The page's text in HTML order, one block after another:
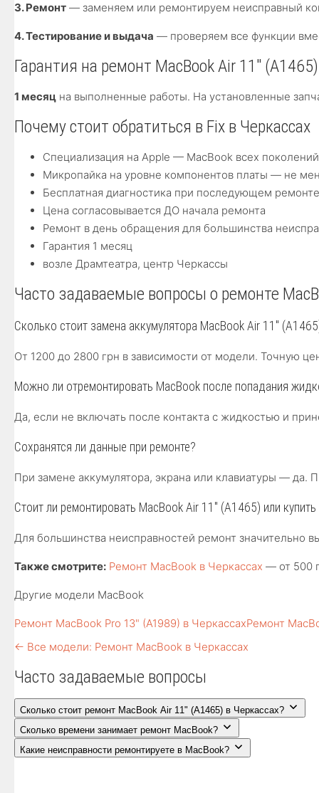
3. Ремонт — заменяем или ремонтируем неисправный
4. Тестирование и выдача — проверяем все функции
Гарантия на ремонт MacBook Air 11″ (A1465)
1 месяц на выполненные работы. На установленные
Почему стоит обратиться в Fix в Черкассах
Специализация на Apple — MacBook всех
Микропайка на уровне компонентов платы — не
Бесплатная диагностика при последующем ремонте
Цена согласовывается ДО начала ремонта
Ремонт в день обращения для большинства
Гарантия 1 месяц
возле Драмтеатра, центр Черкассы
Часто задаваемые вопросы о ремонте
Сколько стоит замена аккумулятора MacBook Air 11″
От 1200 до 2800 грн в зависимости от модели. Точную
Можно ли отремонтировать MacBook после попадания
Да, если не включать после контакта с жидкостью и
Сохранятся ли данные при ремонте?
При замене аккумулятора, экрана или клавиатуры —
Стоит ли ремонтировать MacBook Air 11″ (A1465) или
Для большинства неисправностей ремонт значительно
Также смотрите: Ремонт MacBook в Черкассах — от 500
Другие модели MacBook
Ремонт MacBook Pro 13" (A1989) в ЧеркассахРемонт
← Все модели: Ремонт MacBook в Черкассах
Часто задаваемые вопросы
Сколько стоит ремонт MacBook Air 11" (A1465) в Черкассах?
Сколько времени занимает ремонт MacBook?
Какие неисправности ремонтируете в MacBook?